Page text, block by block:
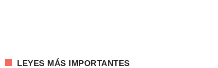
LEYES MÁS IMPORTANTES